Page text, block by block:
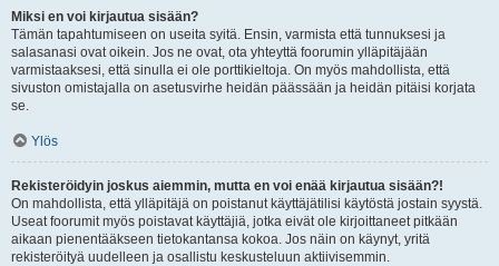
Miksi en voi kirjautua sisään?
Tämän tapahtumiseen on useita syitä. Ensin, varmista että tunnuksesi ja
salasanasi ovat oikein. Jos ne ovat, ota yhteyttä foorumin ylläpitäjään
varmistaaksesi, että sinulla ei ole porttikieltoja. On myös mahdollista, että
sivuston omistajalla on asetusvirhe heidän päässään ja heidän pitäisi korjata
se.
Ylös
Rekisteröidyin joskus aiemmin, mutta en voi enää kirjautua sisään?!
On mahdollista, että ylläpitäjä on poistanut käyttäjätilisi käytöstä jostain syystä.
Useat foorumit myös poistavat käyttäjiä, jotka eivät ole kirjoittaneet pitkään
aikaan pienentääkseen tietokantansa kokoa. Jos näin on käynyt, yritä
rekisteröityä uudelleen ja osallistu keskusteluun aktiivisemmin.